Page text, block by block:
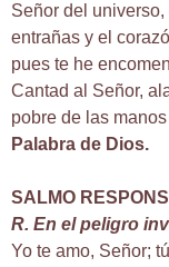
Señor del
entrañas y el
pues te he
Cantad al Señor,
pobre de las
Palabra de Dios.
SALMO
R. En el peligro
Yo te amo, Señor;